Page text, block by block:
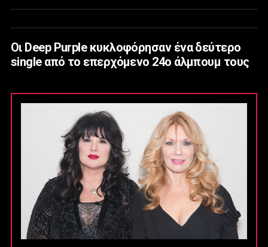
Οι Deep Purple κυκλοφόρησαν ένα δεύτερο
single από το επερχόμενο 24ο άλμπουμ τους